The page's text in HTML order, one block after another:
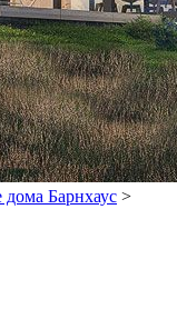
Барнхаус >